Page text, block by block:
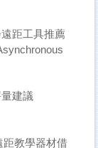
距工具推薦
建議
距教學器材借